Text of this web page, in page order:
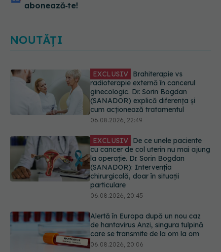
abonează‑te!
NOUTĂȚI
EXCLUSIV De ce unele paciente
cu cancer de col uterin nu mai ajung
la operație. Dr. Sorin Bogdan
(SANADOR): Intervenția
chirurgicală, doar în situații
particulare
Alertă în Europa după un nou caz
de hantavirus Anzi, singura tulpină
care se transmite de la om la om
06.08.2026, 20:06
putea primi salarii mai mari.
Sindicatele cer schimbarea legii
06.08.2026, 19:26